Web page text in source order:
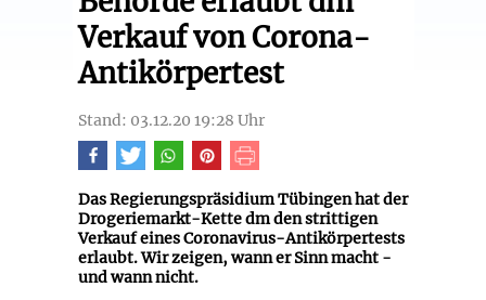
Verkauf von Corona-
Antikörpertest
Stand: 03.12.20 19:28 Uhr
Das Regierungspräsidium Tübingen hat der
Drogeriemarkt-Kette dm den strittigen
Verkauf eines Coronavirus-Antikörpertests
erlaubt. Wir zeigen, wann er Sinn macht -
und wann nicht.